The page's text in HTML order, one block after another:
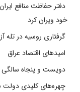
دفتر حفاظت منافع
خود ویران کرد
گرفتاری روسیه در تله
امیدهای اقتصاد عراق
دویست و پنجاه سالگی
چهره‌های کلیدی دولت